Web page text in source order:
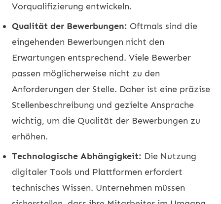
Vorqualifizierung entwickeln.
Qualität der Bewerbungen: Oftmals sind die
eingehenden Bewerbungen nicht den
Erwartungen entsprechend. Viele Bewerber
passen möglicherweise nicht zu den
Anforderungen der Stelle. Daher ist eine präzise
Stellenbeschreibung und gezielte Ansprache
wichtig, um die Qualität der Bewerbungen zu
erhöhen.
Technologische Abhängigkeit: Die Nutzung
digitaler Tools und Plattformen erfordert
technisches Wissen. Unternehmen müssen